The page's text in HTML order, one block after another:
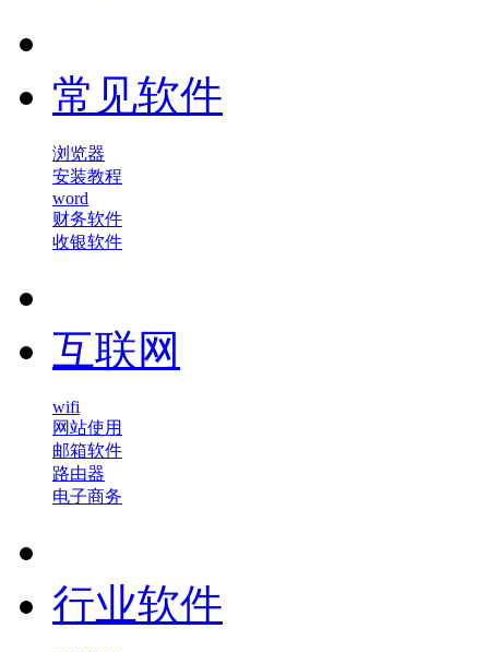
常见软件
浏览器
安装教程
word
财务软件
收银软件
互联网
wifi
网站使用
邮箱软件
路由器
电子商务
行业软件